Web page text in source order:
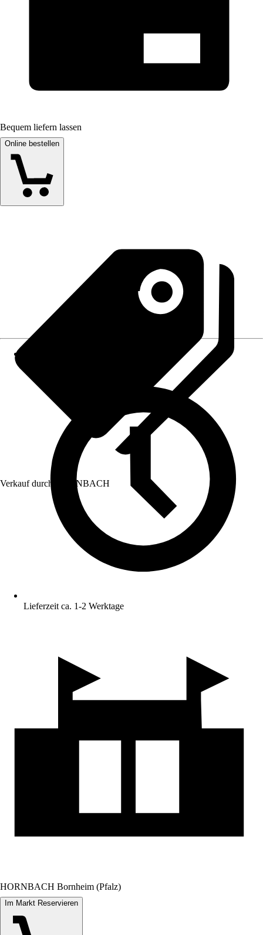
Bequem liefern lassen
Online bestellen
Verkauf durch: HORNBACH
Lieferzeit ca. 1-2 Werktage
HORNBACH Bornheim (Pfalz)
Im Markt Reservieren